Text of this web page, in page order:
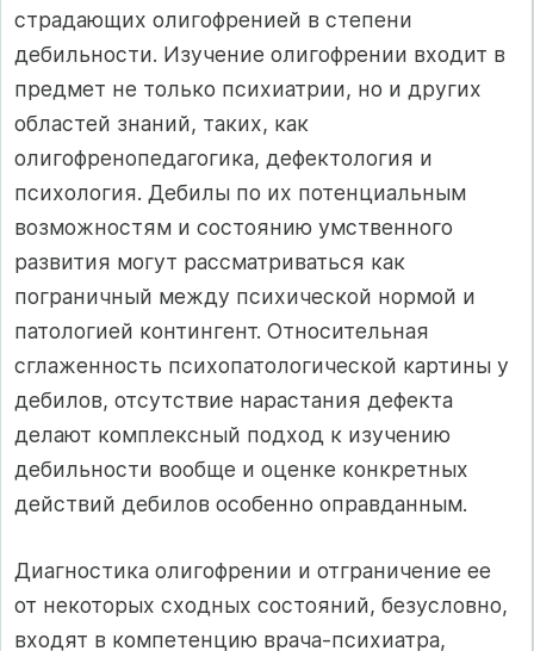
страдающих олигофренией в степени
дебильности. Изучение олигофрении входит в
предмет не только психиатрии, но и других
областей знаний, таких, как
олигофренопедагогика, дефектология и
психология. Дебилы по их потенциальным
возможностям и состоянию умственного
развития могут рассматриваться как
пограничный между психической нормой и
патологией контингент. Относительная
сглаженность психопатологической картины у
дебилов, отсутствие нарастания дефекта
делают комплексный подход к изучению
дебильности вообще и оценке конкретных
действий дебилов особенно оправданным.
Диагностика олигофрении и отграничение ее
от некоторых сходных состояний, безусловно,
входят в компетенцию врача-психиатра,